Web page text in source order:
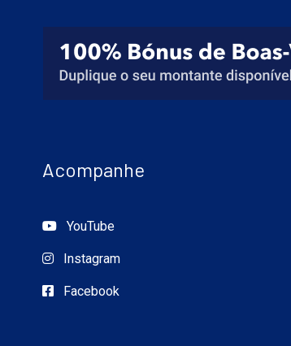
Acompanhe
YouTube
Instagram
Facebook